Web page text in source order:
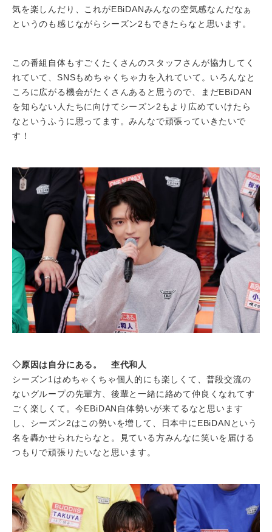
気を楽しんだり、これがEBiDANみんなの空気感なんだなぁ
というのも感じながらシーズン2もできたらなと思います。
この番組自体もすごくたくさんのスタッフさんが協力してく
れていて、SNSもめちゃくちゃ力を入れていて。いろんなと
ころに広がる機会がたくさんあると思うので、まだEBiDAN
を知らない人たちに向けてシーズン2もより広めていけたら
なというふうに思ってます。みんなで頑張っていきたいで
す！
◇原因は自分にある。 杢代和人
シーズン1はめちゃくちゃ個人的にも楽しくて、普段交流の
ないグループの先輩方、後輩と一緒に絡めて仲良くなれてす
ごく楽しくて。今EBiDAN自体勢いが来てるなと思います
し、シーズン2はこの勢いを増して、日本中にEBiDANという
名を轟かせられたらなと。見ている方みんなに笑いを届ける
つもりで頑張りたいなと思います。